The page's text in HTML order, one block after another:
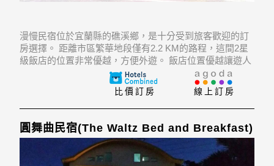
漫慢民宿位於宜蘭縣的礁溪鄉，是十分受到旅客歡迎的訂
房選擇。 距離市區繁華地段僅有2.2 KM的路程，這間2星
級飯店的位置非常優越，方便外遊。 飯店位置優越讓遊人
前往市區內的熱門景點變得方便快捷。
線上訂房
比價訂房
圓舞曲民宿(The Waltz Bed and Breakfast)